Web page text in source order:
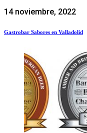
14 noviembre, 2022
Gastrobar Sabores en Valladolid